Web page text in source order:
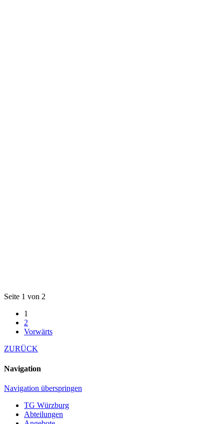
Seite 1 von 2
1
2
Vorwärts
ZURÜCK
Navigation
Navigation überspringen
TG Würzburg
Abteilungen